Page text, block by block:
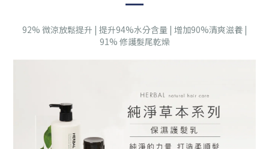
92% 微涼放鬆提升 | 提升94%水分含量 | 增加90%清爽滋養 |
91% 修護髮尾乾燥